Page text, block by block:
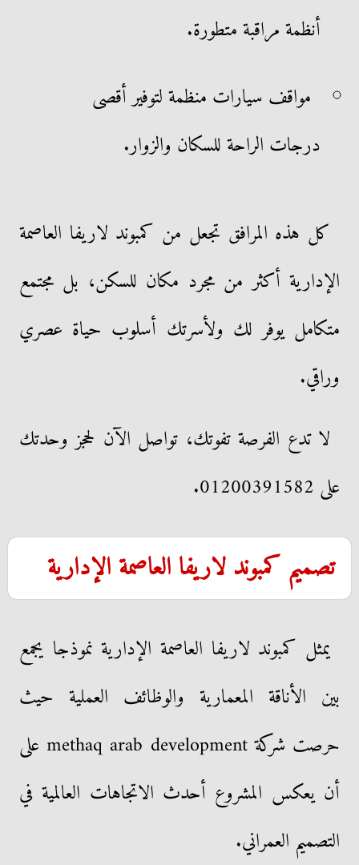
أنظمة مراقبة متطورة.
مواقف سيارات منظمة لتوفير أقصى
درجات الراحة للسكان والزوار.
كل هذه المرافق تجعل من كمبوند لاريفا العاصمة
الإدارية أكثر من مجرد مكان للسكن، بل مجتمع
متكامل يوفر لك ولأسرتك أسلوب حياة عصري
وراقي.
لا تدع الفرصة تفوتك، تواصل الآن لحجز وحدتك
على 01200391582.
تصميم كمبوند لاريفا العاصمة الإدارية
يمثل كمبوند لاريفا العاصمة الإدارية نموذجا يجمع
بين الأناقة المعمارية والوظائف العملية حيث
حرصت شركة methaq arab development على
أن يعكس المشروع أحدث الاتجاهات العالمية في
التصميم العمراني.